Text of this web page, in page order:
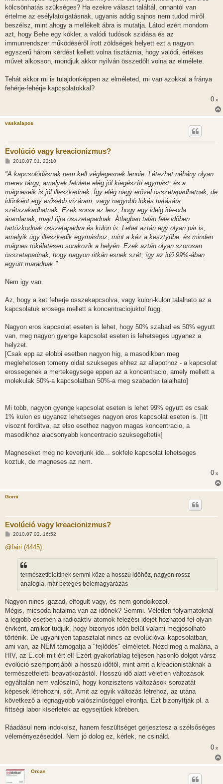
kölcsönhatás szükséges? Ha ezekre választ találtál, onnantól van
értelme az esélylatolgatásnak, ugyanis addig sajnos nem tudod miről
beszélsz, mint ahogy a mellékelt ábra is mutatja. Látod ezért mondom
azt, hogy Behe egy kókler, a valódi tudósok szidása és az
immunrendszer működéséről írott zöldségek helyett ezt a nagyon
egyszerű három kérdést kellett volna tisztáznia, hogy valódi, értékes
művet alkosson, mondjuk akkor nyilván összedőlt volna az elmélete.
Tehát akkor mi is tulajdonképpen az elméleted, mi van azokkal a fránya
fehérje-fehérje kapcsolatokkal?
0 x
vaskalapos
Evolúció vagy kreacionizmus?
H
z
á
s
ó
l
s
2010.07.01. 22:10
"A kapcsolódásnak nem kell véglegesnek lennie. Létezhet néhány olyan
merev tárgy, amelyek felülete elég jól kiegészíti egymást, és a
mágneseik is jól illeszkednek. Így elég nagy erővel összetapadhatnak, de
időnként egy erősebb vízáram, vagy nagyobb lökés hatására
szétszakadhatnak. Ezek sorsa az lesz, hogy egy ideig ide-oda
áramlanak, majd újra összetapadnak. Átlagban talán fele időben
tartózkodnak összetapadva és külön is. Lehet aztán egy olyan pár is,
amelyik úgy illeszkedik egymáshoz, mint a kéz a kesztyűbe, és minden
mágnes tökéletesen sorakozik a helyén. Ezek aztán olyan szorosan
összetapadnak, hogy nagyon ritkán esnek szét, így az idő 99%-ában
együtt maradnak."
Nem igy van.
Az, hogy a ket feherje osszekapcsolva, vagy kulon-kulon talalhato az a
kapcsolatuk erosege mellett a koncentraciojuktol fugg.
Nagyon eros kapcsolat eseten is lehet, hogy 50% szabad es 50% egyutt
van, meg nagyon gyenge kapcsolat eseten is lehetseges ugyanez a
helyzet.
[Csak epp az elobbi esetben nagyon hig, a masodikban meg
meglehetosen tomeny oldat szukseges ehhez az allapothoz - a kapcsolat
erossegenek a mertekegysege eppen az a koncentracio, amely mellett a
molekulak 50%-a kapcsolatban 50%-a meg szabadon talalhato]
Mi tobb, nagyon gyenge kapcsolat eseten is lehet 99% egyutt es csak
1% kulon es ugyanez lehetseges nagyon eros kapcsolat eseten is. [itt
visoznt forditva, az elso esethez nagyon magas koncentracio, a
masodikhoz alacsonyabb koncentracio szuksegeltetik]
Magneseket meg ne keverjunk ide... sokfele kapcsolat lehetseges
koztuk, de magneses az nem.
0 x
Gorni
Evolúció vagy kreacionizmus?
H
z
2010.07.02. 16:52
@fairi (4445):
természetfelettinek semmi köze a hosszú időhöz, nagyon rossz
analógia, már beteges belemagyarázás
Nagyon nincs igazad, elfogult vagy, és nem gondolkozol.
Mégis, micsoda hatalma van az időnek? Semmi. Véletlen folyamatoknál
a legjobb esetben a radioaktív atomok felezési idejét hozhatod fel olyan
érvként, amikor tudjuk, hogy bizonyos időn belül valami megjósolható
történik. De ugyanilyen tapasztalat nincs az evolúcióval kapcsolatban,
ami van, az NEM támogatja a "fejlődés" elméletet. Nézd meg a malária, a
HIV, az E.coli mit ért el! Ezért gyakorlatilag teljesen hasonló dolgot vársz
evolúció szempontjából a hosszú időtől, mint amit a kreacionistáknak a
természetfeletti beavatkozástól. Hosszú idő alatt véletlen változások
egyáltalán nem valószínű, hogy konzisztens változások sorozatát
képesek létrehozni, sőt. Amit az egyik változás létrehoz, az utána
következő a legnagyobb valószínűséggel elrontja. Ezt bizonyítják pl. a
fittségi labor kísérletek az egysejtűek körében.
Ráadásul nem indokolsz, hanem feszültséget gerjesztesz a szélsőséges
véleményezéseddel. Nem jó dolog ez, kérlek, ne csináld.
0 x
Orcas